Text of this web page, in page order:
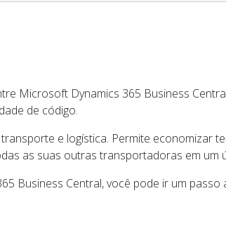
Microsoft Dynamics 365 Business
de código.
e logística. Permite economizar
as suas outras transportadoras em um
Business Central, você pode ir um passo